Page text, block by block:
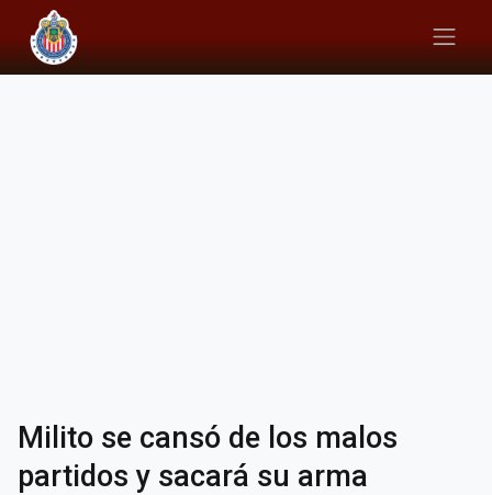
Milito se cansó de los malos
partidos y sacará su arma